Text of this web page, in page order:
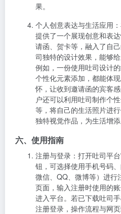
果。
个人创意表达与生活应用
提供了一个展现创意和表
请函、贺卡等，融入了自
司独特的设计效果，能够
例如，一份使用吐司设计
个性化元素添加，都能体
怀，让收到邀请函的宾客
户还可以利用吐司制作个
等，将自己的生活照片进
独特视觉作品，为生活增添
六、使用指南
注册与登录 ：打开吐司平
钮，可选择使用手机号码
微信、QQ、微博等）进行
页面，输入注册时使用的
进入平台。若已下载吐司
注册登录，操作流程与网页